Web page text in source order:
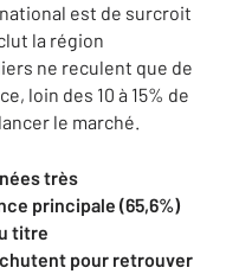
est de surcroit
la région
ne reculent que de
loin des 10 à 15% de
le marché.
très
principale (65,6%)
titre
pour retrouver